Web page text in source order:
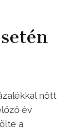
nőtt
év
a